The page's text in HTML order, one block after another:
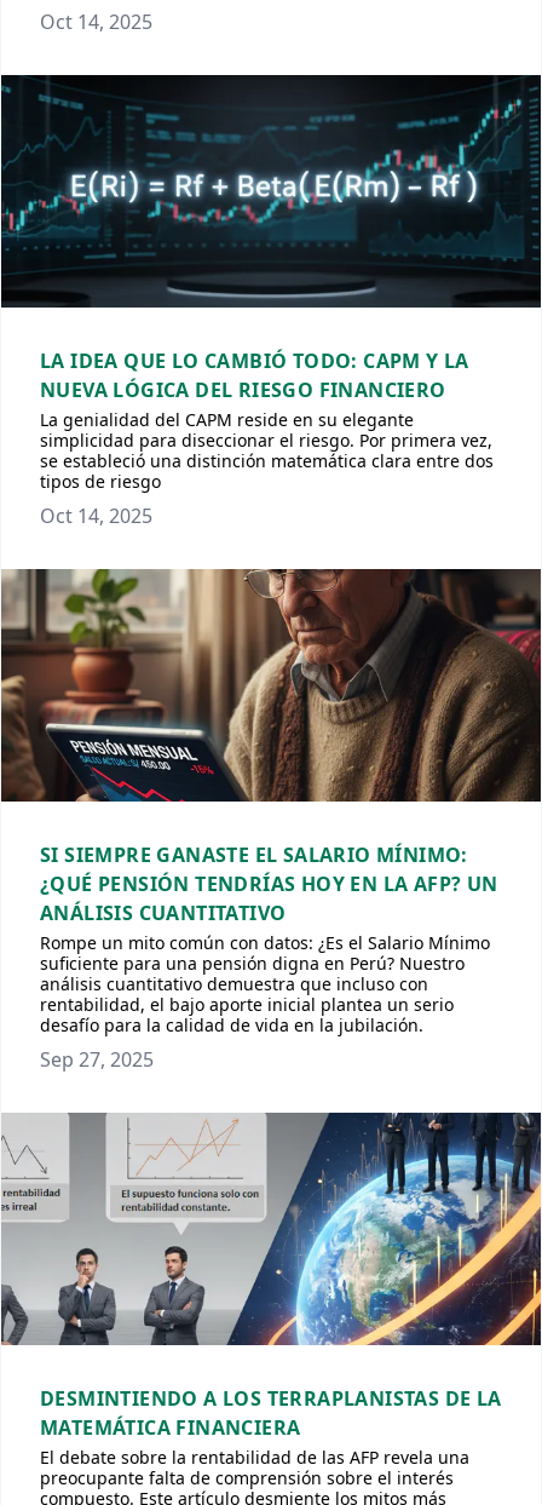
Oct 14, 2025
LA IDEA QUE LO CAMBIÓ TODO: CAPM Y LA
NUEVA LÓGICA DEL RIESGO FINANCIERO
La genialidad del CAPM reside en su elegante
simplicidad para diseccionar el riesgo. Por primera vez,
se estableció una distinción matemática clara entre dos
tipos de riesgo
Oct 14, 2025
SI SIEMPRE GANASTE EL SALARIO MÍNIMO:
¿QUÉ PENSIÓN TENDRÍAS HOY EN LA AFP? UN
ANÁLISIS CUANTITATIVO
Rompe un mito común con datos: ¿Es el Salario Mínimo
suficiente para una pensión digna en Perú? Nuestro
análisis cuantitativo demuestra que incluso con
rentabilidad, el bajo aporte inicial plantea un serio
desafío para la calidad de vida en la jubilación.
Sep 27, 2025
DESMINTIENDO A LOS TERRAPLANISTAS DE LA
MATEMÁTICA FINANCIERA
El debate sobre la rentabilidad de las AFP revela una
preocupante falta de comprensión sobre el interés
compuesto. Este artículo desmiente los mitos más